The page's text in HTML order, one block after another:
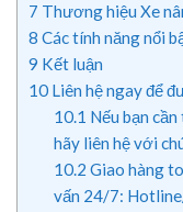
7 Thương hiệu Xe
8 Các tính năng nổi
9 Kết luận
10 Liên hệ ngay để
10.1 Nếu bạn
hãy liên hệ với
10.2 Giao hàng
vấn 24/7: